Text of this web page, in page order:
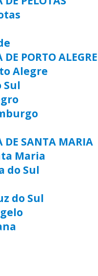
PORTO ALEGRE
Alegre
Sul
DE SANTA MARIA
Maria
do Sul
do Sul